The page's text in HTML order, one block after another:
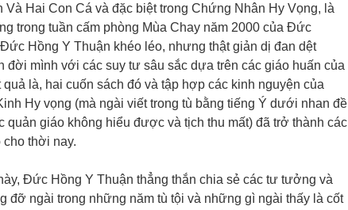
Và Hai Con Cá và đặc biệt trong Chứng Nhân Hy Vọng, là
trong tuần cấm phòng Mùa Chay năm 2000 của Đức
Hồng Y Thuận khéo léo, nhưng thật giản dị đan dệt
đời mình với các suy tư sâu sắc dựa trên các giáo huấn của
là, hai cuốn sách đó và tập hợp các kinh nguyện của
Hy vọng (mà ngài viết trong tù bằng tiếng Ý dưới nhan đề
quản giáo không hiểu được và tịch thu mất) đã trở thành các
cho thời nay.
Đức Hồng Y Thuận thẳng thắn chia sẻ các tư tưởng và
đỡ ngài trong những năm tù tội và những gì ngài thấy là cốt